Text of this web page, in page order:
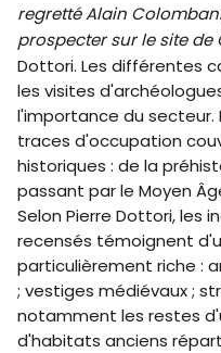
regretté Alain
prospecter sur le site de
Dottori. Les différentes
les visites
l'importance du
traces d'occupation
historiques : de la
passant par le Moyen
Selon Pierre Dottori, les
recensés témoignent
particulièrement riche :
; vestiges médiévaux ;
notamment les restes
d'habitats anciens